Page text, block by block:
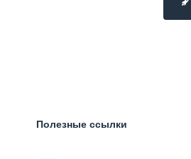
Полезные ссылки